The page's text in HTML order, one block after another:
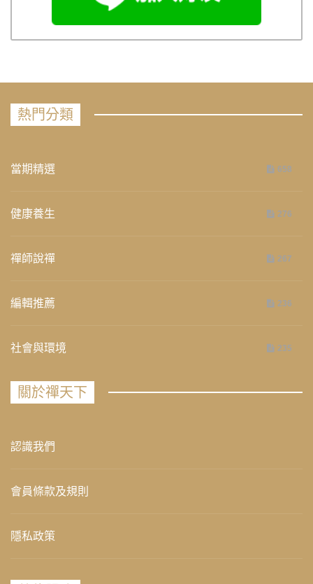
熱門分類
當期精選 658
健康養生 276
禪師說禪 267
編輯推薦 236
社會與環境 235
關於禪天下
認識我們
會員條款及規則
隱私政策